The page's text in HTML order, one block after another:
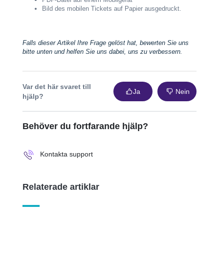
Bild des mobilen Tickets auf Papier ausgedruckt.
Falls dieser Artikel Ihre Frage gelöst hat, bewerten Sie uns
bitte unten und helfen Sie uns dabei, uns zu verbessern.
Var det här svaret till
hjälp?
Ja Nein
Behöver du fortfarande hjälp?
Kontakta support
Relaterade artiklar